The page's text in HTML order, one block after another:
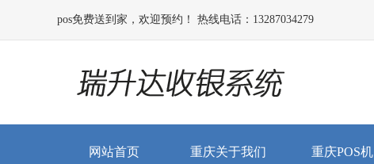
pos免费送到家，欢迎预约！ 热线电话：13287034279
网站首页 重庆关于我们 重庆POS机